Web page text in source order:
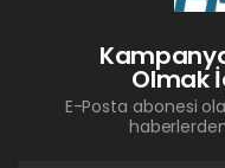
Olmak
E-Posta abonesi